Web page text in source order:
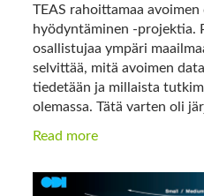
TEAS rahoittamaa
hyödyntäminen -projektia.
osallistujaa ympäri
selvittää, mitä avoimen
tiedetään ja millaista
olemassa. Tätä varten oli
Read more